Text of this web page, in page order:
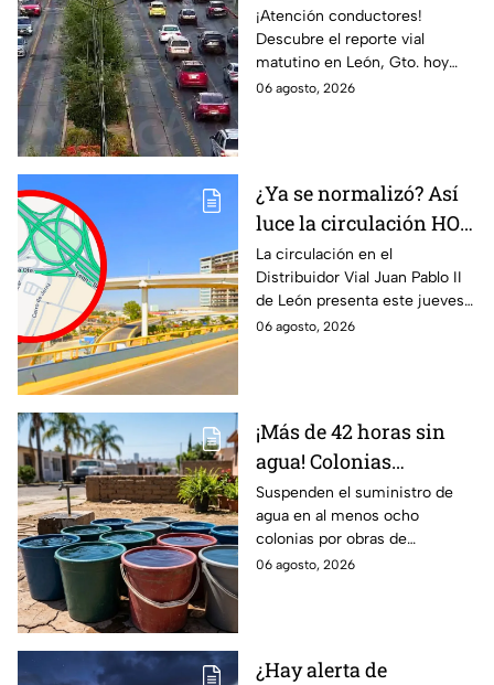
amanece el tráfico en
León, Gto., hoy jueves 6
de agosto; reporte EN
VIVO
¡Atención conductores!
Descubre el reporte vial
matutino en León, Gto. hoy
jueves 6 de agosto. ¡Evita el
06 agosto, 2026
¿Ya se normalizó? Así
luce la circulación HOY
jueves en el
Distribuidor Juan
Pablo II de León
La circulación en el
Distribuidor Vial Juan Pablo II
de León presenta este jueves
6 de agosto algunos puntos
06 agosto, 2026
¡Más de 42 horas sin
agua! Colonias
afectadas por
mantenimiento de
pozos
Suspenden el suministro de
agua en al menos ocho
colonias por obras de
mantenimiento. Conoce
06 agosto, 2026
¿Hay alerta de